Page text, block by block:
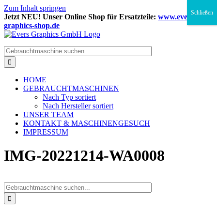
Zum Inhalt springen
Jetzt NEU! Unser Online Shop für Ersatzteile: www.evers-
graphics-shop.de
HOME
GEBRAUCHTMASCHINEN
Nach Typ sortiert
Nach Hersteller sortiert
UNSER TEAM
KONTAKT & MASCHINENGESUCH
IMPRESSUM
IMG-20221214-WA0008
Schließen